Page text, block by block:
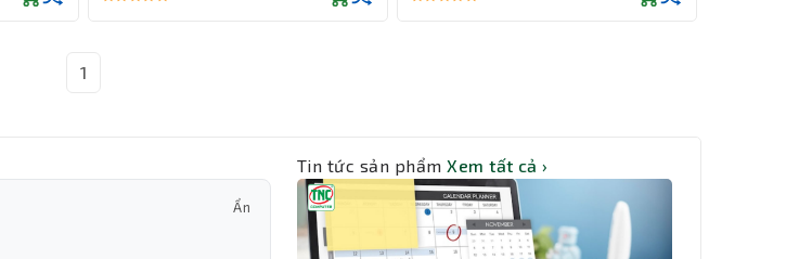
1
Ẩn
Tin tức sản phẩm Xem tất cả ›